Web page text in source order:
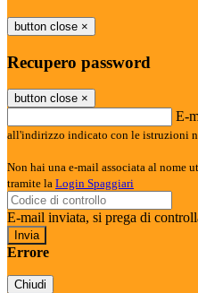
button close ×
Recupero password
button close ×
E-
all'indirizzo indicato con le istruzioni
Non hai una e-mail associata al nome
tramite la Login Spaggiari
E-mail inviata, si prega di
Errore
Chiudi